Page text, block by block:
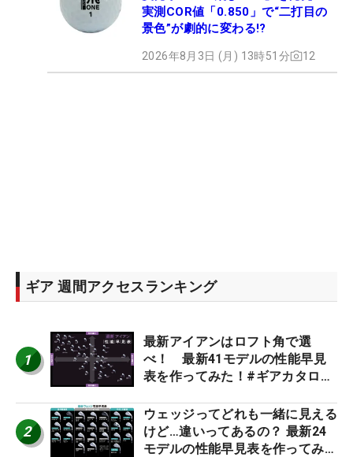
実測COR値「0.850」で“二打目の
景色”が劇的に変わる!?
2026年8月3日 (月) 13時51分 12
ギア 週間アクセスランキング
1
最新アイアンはロフト角で選
べ！ 最新41モデルの性能早見
表を作ってみた！#ギアカタログ
2
ウェッジってどれも一緒に見える
けど…違いってあるの？ 最新24
モデルの性能早見表を作ってみ